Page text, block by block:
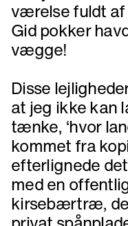
værelse fuldt af
Gid pokker
vægge!
Disse
at jeg ikke kan
tænke, ‘hvor
kommet fra
efterlignede
med en
kirsebærtræ,